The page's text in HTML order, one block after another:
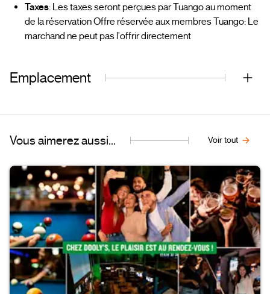
Taxes: Les taxes seront perçues par Tuango au moment
de la réservation Offre réservée aux membres Tuango: Le
marchand ne peut pas l'offrir directement
Emplacement
Vous aimerez aussi... Voir tout